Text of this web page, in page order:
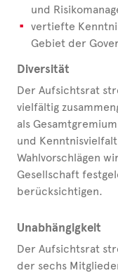
und
vertiefte
Gebiet der
Diversität
Der Aufsichtsrat
vielfältig
als
und
Wahlvorschlägen
Gesellschaft
berücksichtigen.
Unabhängigkeit
Der Aufsichtsrat
der sechs